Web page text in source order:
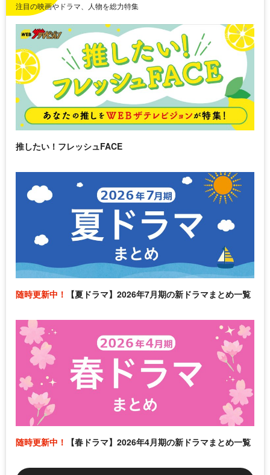
注目の映画やドラマ、人物を総力特集
推したい！フレッシュFACE
随時更新中！ 【夏ドラマ】2026年7月期の新ドラマまとめ一覧
随時更新中！ 【春ドラマ】2026年4月期の新ドラマまとめ一覧